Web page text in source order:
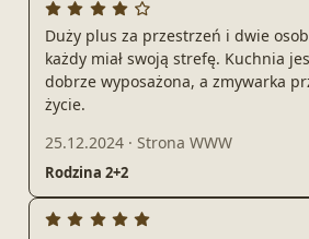
Duży plus za przestrzeń i dwie
każdy miał swoją strefę. Kuchnia
dobrze wyposażona, a zmywarka
życie.
25.12.2024 · Strona WWW
Rodzina 2+2